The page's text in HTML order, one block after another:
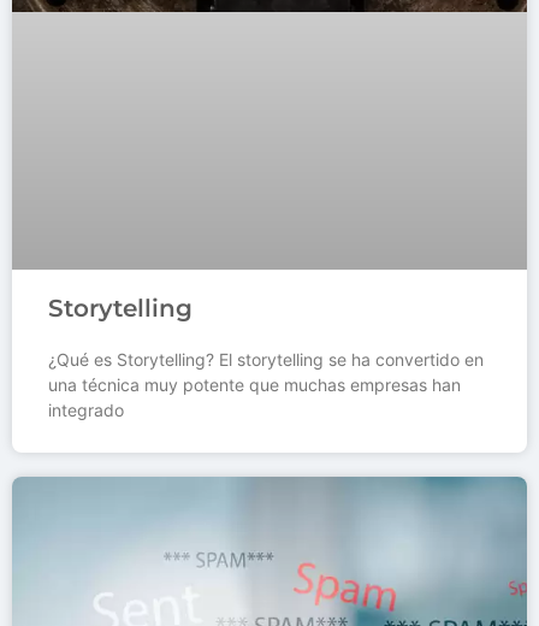
Storytelling
¿Qué es Storytelling? El storytelling se ha convertido en
una técnica muy potente que muchas empresas han
integrado